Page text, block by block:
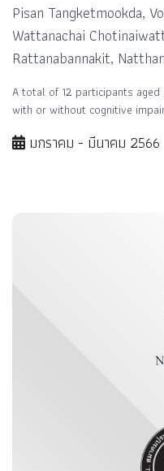
Pisan Tangketmookda,
Wattanachai
Rattanabannakit,
A total of 12 participants
with or without cognitive
มกราคม - มีนาคม 2566